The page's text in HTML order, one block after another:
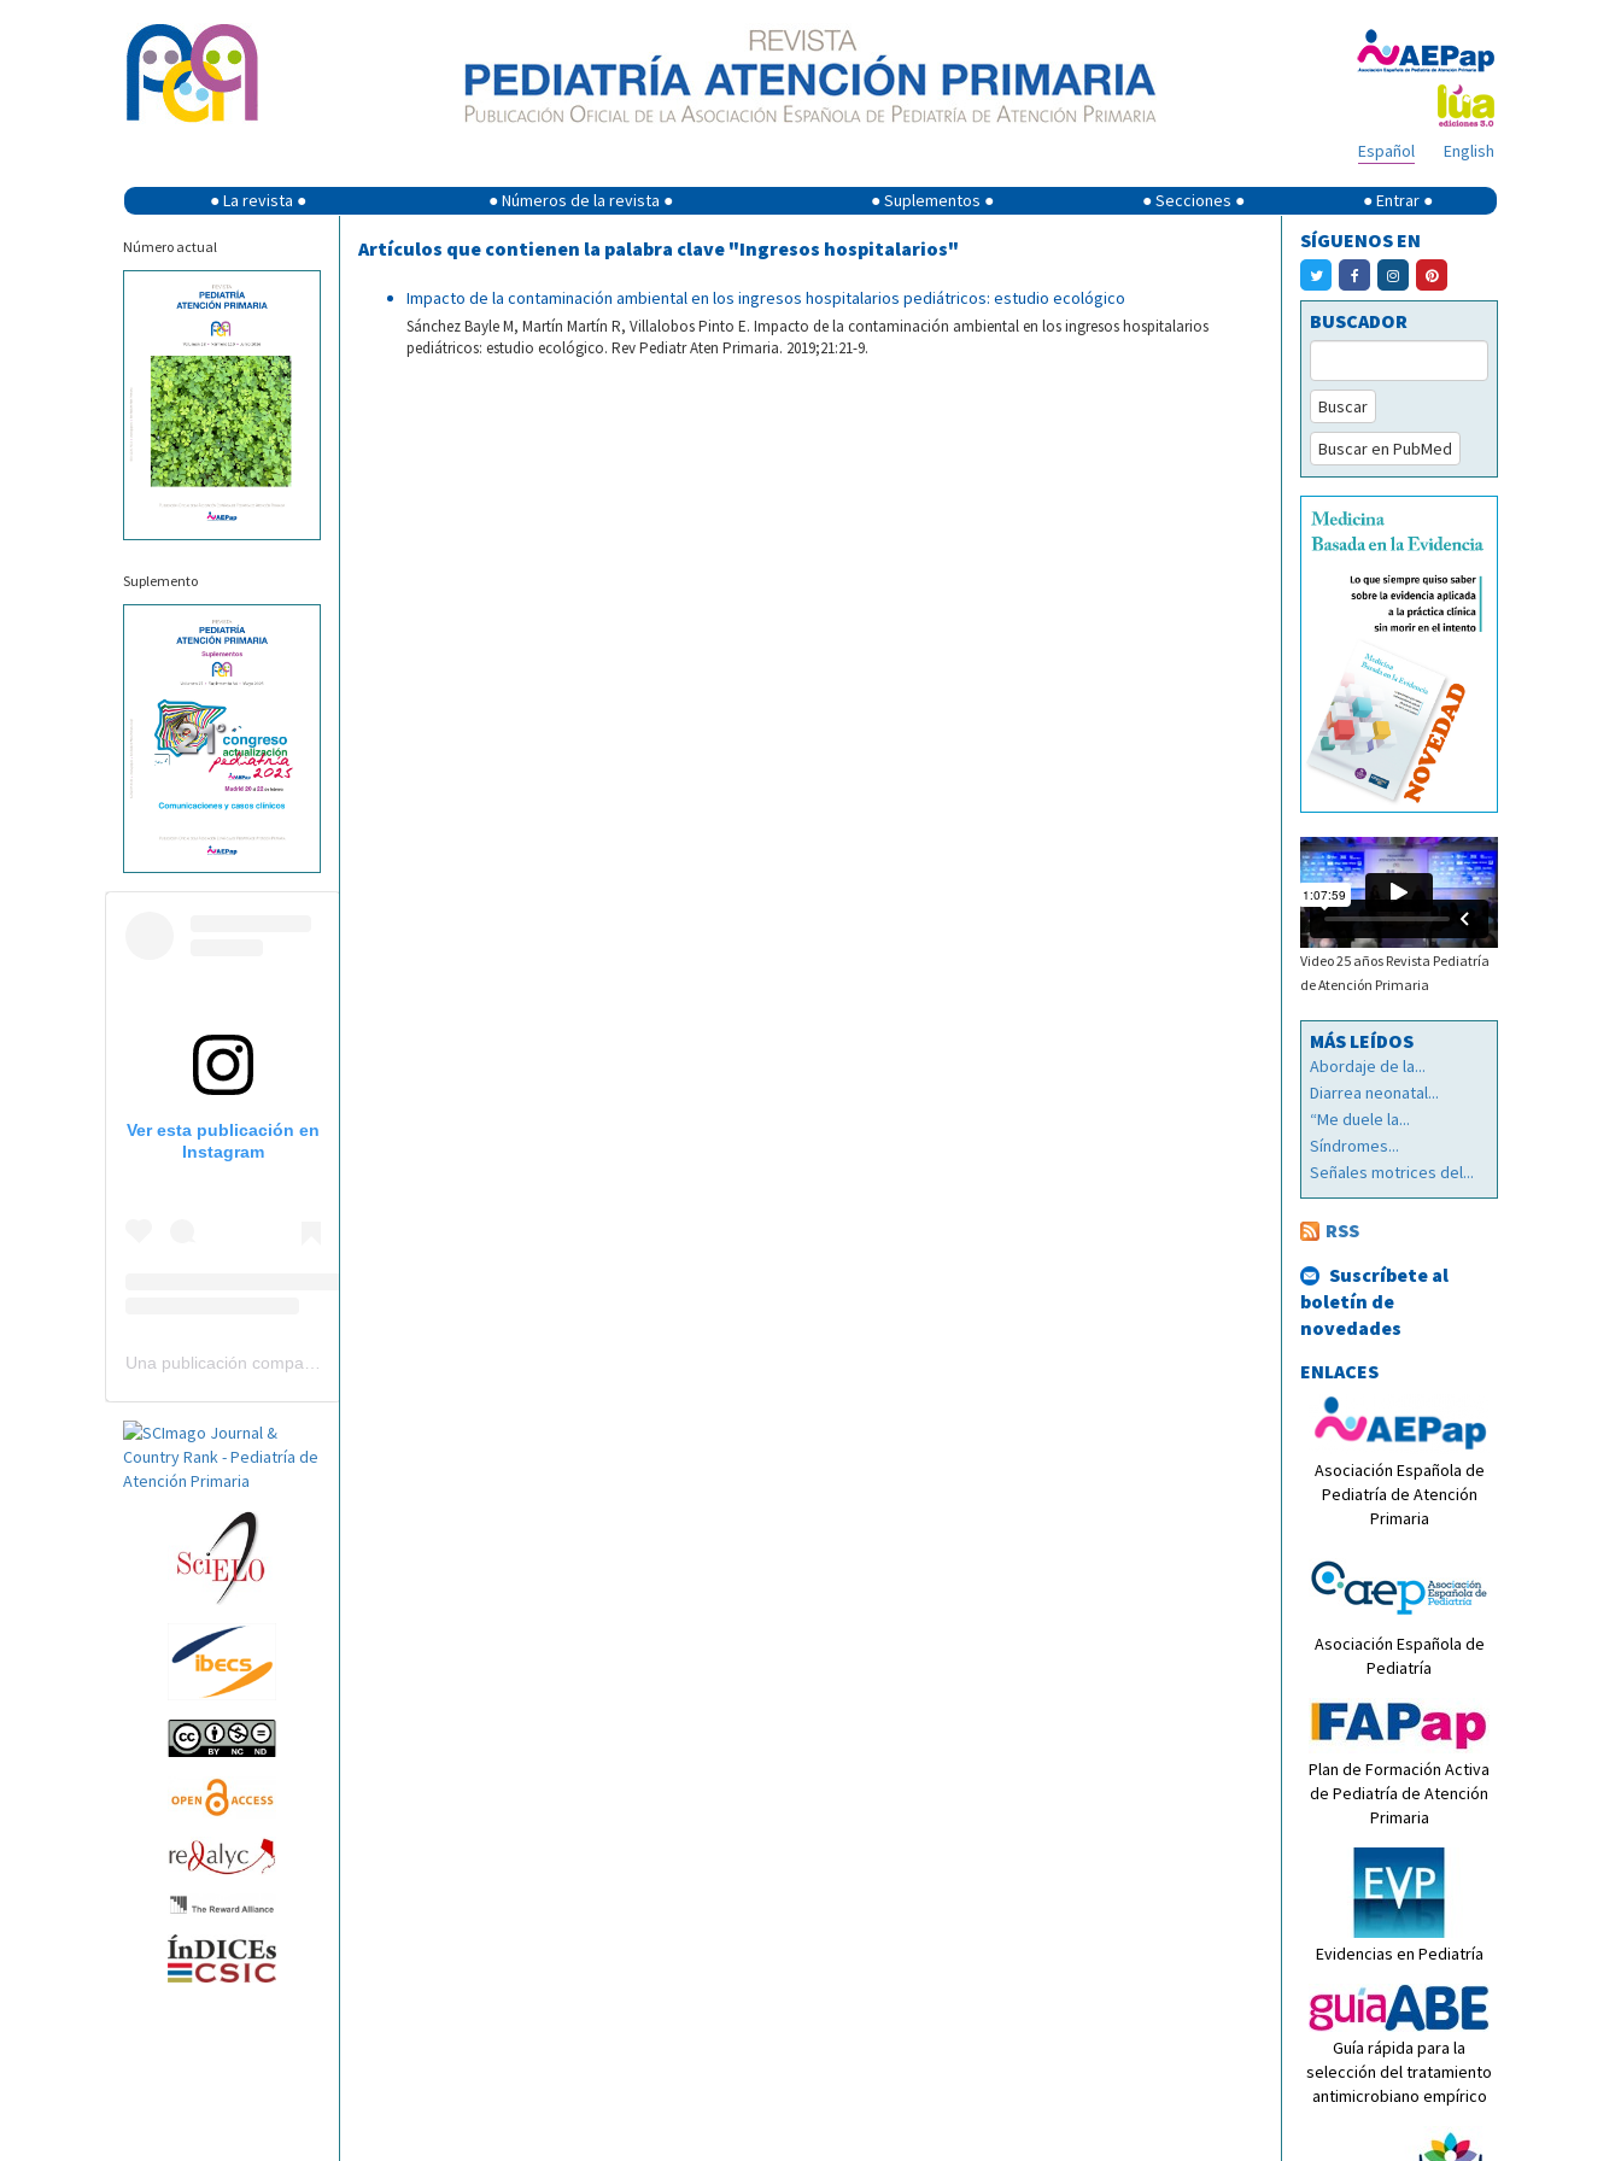
English
Español
● La revista ● ● Números de la revista ● ● Suplementos ● ● Secciones ● ● Entrar ●
Número actual
Suplemento
Ver esta publicación en
Instagram
Artículos que contienen la palabra clave "Ingresos hospitalarios"
Impacto de la contaminación ambiental en los ingresos hospitalarios pediátricos: estudio ecológico
Sánchez Bayle M, Martín Martín R, Villalobos Pinto E. Impacto de la contaminación ambiental en los ingresos hospitalarios
pediátricos: estudio ecológico. Rev Pediatr Aten Primaria. 2019;21:21-9.
SÍGUENOS EN
BUSCADOR
Buscar
Buscar en PubMed
Video 25 años Revista Pediatría
de Atención Primaria
MÁS LEÍDOS
Abordaje de la...
Diarrea neonatal...
“Me duele la...
Síndromes...
Señales motrices del...
RSS
Suscríbete al
boletín de
novedades
ENLACES
Asociación Española de
Pediatría de Atención
Primaria
Asociación Española de
Pediatría
Plan de Formación Activa
de Pediatría de Atención
Primaria
Evidencias en Pediatría
Guía rápida para la
selección del tratamiento
antimicrobiano empírico